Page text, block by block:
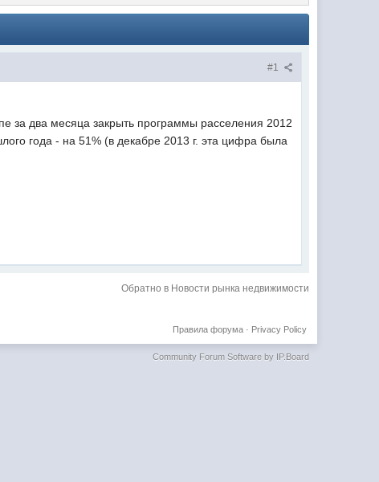
#1
за два месяца закрыть программы расселения 2012
года - на 51% (в декабре 2013 г. эта цифра была
Обратно в Новости рынка недвижимости
Privacy Policy
Правила форума·
Community Forum Software by IP.Board